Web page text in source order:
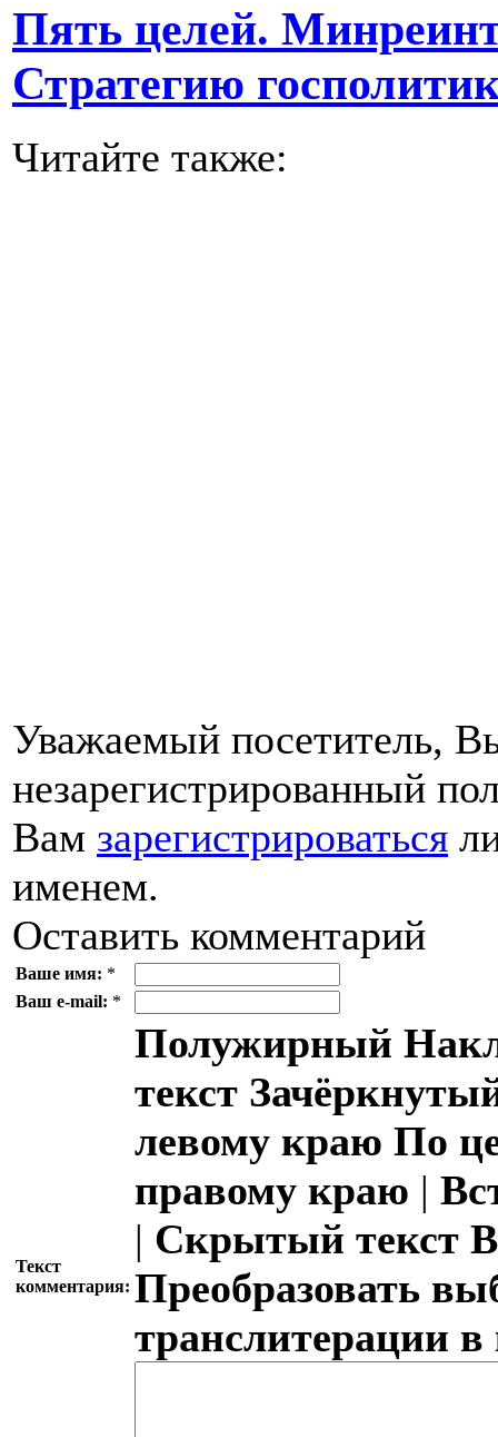
Пять целей.
Стратегию
Читайте также:
Уважаемый посетитель,
незарегистрированный
Вам зарегистрироваться
именем.
Оставить комментарий
Ваше имя: *
Ваш e-mail: *
Текст
комментария:
Полужирный
текст
левому краю По
правому краю |
| Скрытый текст
Преобразовать
транслитерации